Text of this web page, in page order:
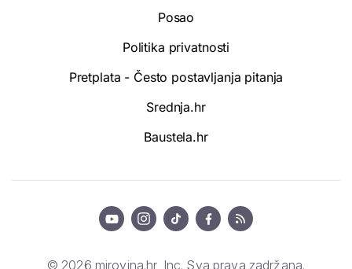
Posao
Politika privatnosti
Pretplata - Često postavljanja pitanja
Srednja.hr
Baustela.hr
© 2026 mirovina.hr, Inc. Sva prava zadržana.